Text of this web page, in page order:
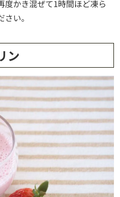
度かき混ぜて1時間ほど凍ら
い。
ン